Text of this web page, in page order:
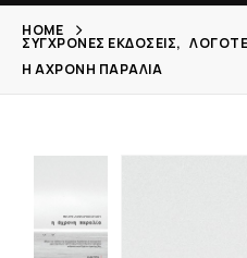
HOME
ΣΎΓΧΡΟΝΕΣ ΕΚΔΌΣΕΙΣ,
Η ΆΧΡΟΝΗ ΠΑΡΑΛΊΑ